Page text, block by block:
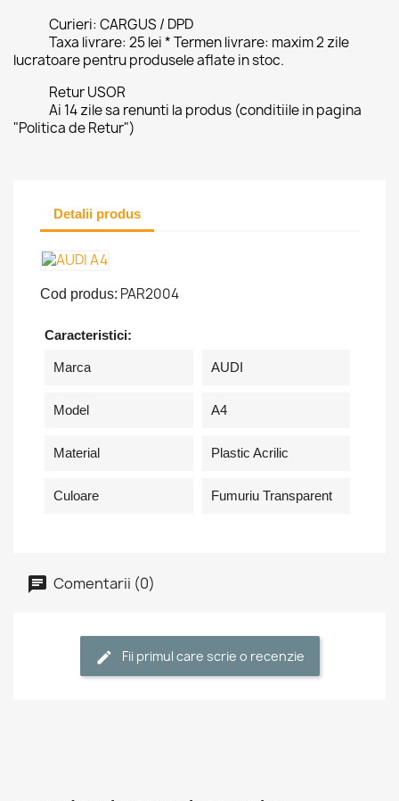
Curieri: CARGUS / DPD
Taxa livrare: 25 lei * Termen livrare: maxim 2 zile
lucratoare pentru produsele aflate in stoc.
Retur USOR
Ai 14 zile sa renunti la produs (conditiile in pagina
"Politica de Retur")
Detalii produs
Cod produs: PAR2004
Caracteristici:
Marca AUDI
Model A4
Material Plastic Acrilic
Culoare Fumuriu Transparent
Comentarii (0)
Fii primul care scrie o recenzie